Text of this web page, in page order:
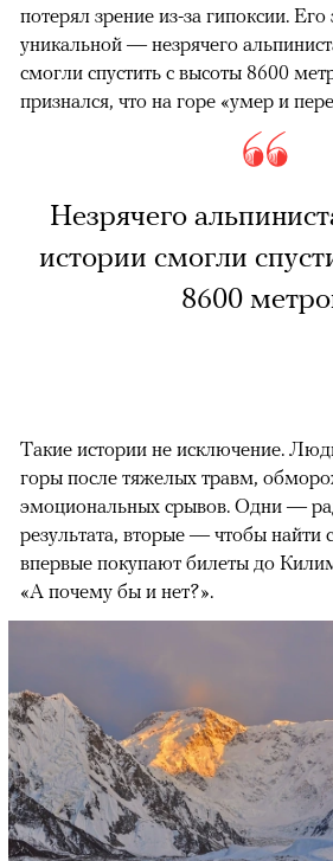
потерял зрение из-за гипоксии. Его
уникальной — незрячего
смогли спустить с высоты 8600
признался, что на горе «умер и
Незрячего
истории смогли
8600
Такие истории не исключение.
горы после тяжелых травм,
эмоциональных срывов. Одни —
результата, вторые — чтобы найти
впервые покупают билеты до
«А почему бы и нет?».